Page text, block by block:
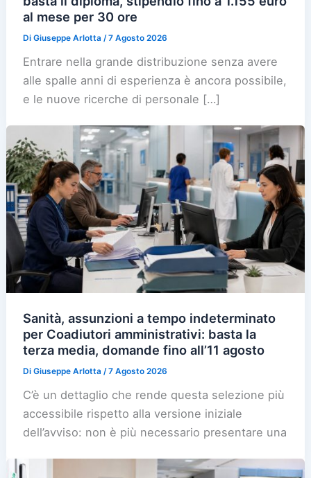
al mese per 30 ore
DiGiuseppe Arlotta/7 Agosto 2026
Entrare nella grande distribuzione senza avere
alle spalle anni di esperienza è ancora possibile,
e le nuove ricerche di personale […]
Sanità, assunzioni a tempo indeterminato
per Coadiutori amministrativi: basta la
terza media, domande fino all’11 agosto
DiGiuseppe Arlotta /7 Agosto 2026
C’è un dettaglio che rende questa selezione più
accessibile rispetto alla versione iniziale
dell’avviso: non è più necessario presentare una